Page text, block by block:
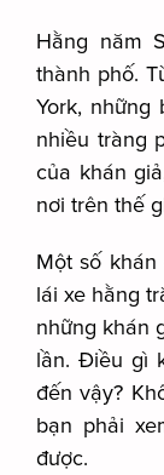
Hằng năm
thành phố.
York, những
nhiều tràng
của khán
nơi trên thế
Một số
lái xe hằng
những khán
lần. Điều gì
đến vậy?
bạn phải
được.